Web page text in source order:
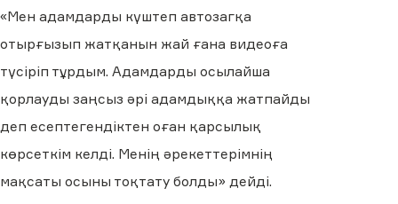
«Мен адамдарды күштеп автозагқа
отырғызып жатқанын жай ғана видеоға
түсіріп тұрдым. Адамдарды осылайша
қорлауды заңсыз әрі адамдыққа жатпайды
деп есептегендіктен оған қарсылық
көрсеткім келді. Менің әрекеттерімнің
мақсаты осыны тоқтату болды» дейді.